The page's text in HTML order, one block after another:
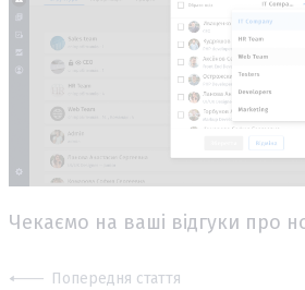
Чекаємо на ваші відгуки про
Попередня стаття